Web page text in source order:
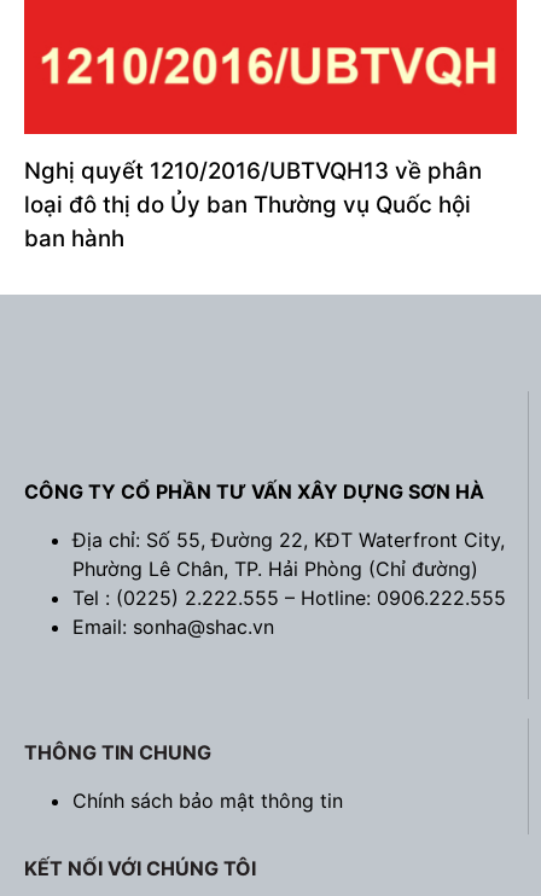
Nghị quyết 1210/2016/UBTVQH13 về phân
loại đô thị do Ủy ban Thường vụ Quốc hội
ban hành
CÔNG TY CỔ PHẦN TƯ VẤN XÂY DỰNG SƠN HÀ
Địa chỉ: Số 55, Đường 22, KĐT Waterfront City,
Phường Lê Chân, TP. Hải Phòng (Chỉ đường)
Tel : (0225) 2.222.555 – Hotline: 0906.222.555
Email: sonha@shac.vn
THÔNG TIN CHUNG
Chính sách bảo mật thông tin
KẾT NỐI VỚI CHÚNG TÔI